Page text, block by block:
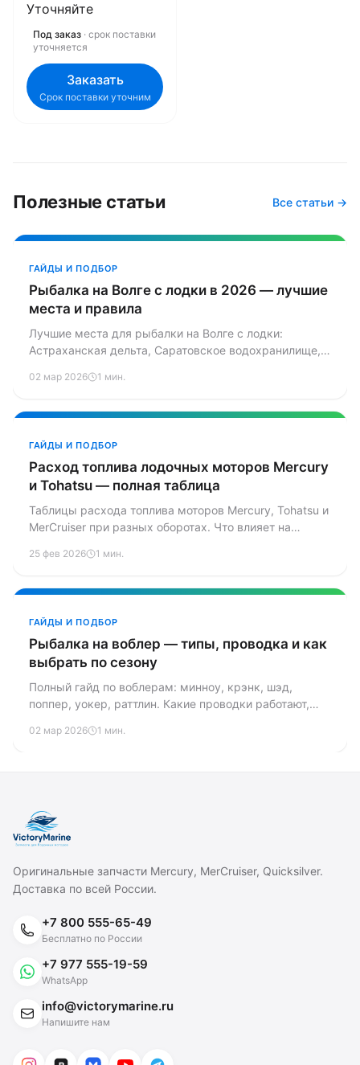
(105 А/ч)
Уточняйте
Под заказ · срок поставки
уточняется
Заказать
Срок поставки уточним
Полезные статьи Все статьи →
ГАЙДЫ И ПОДБОР
Рыбалка на Волге с лодки в 2026 — лучшие
места и правила
Лучшие места для рыбалки на Волге с лодки:
Астраханская дельта, Саратовское водохранилище,
требования к лодкам и советы местных.
02 мар 2026 1 мин.
ГАЙДЫ И ПОДБОР
Расход топлива лодочных моторов Mercury
и Tohatsu — полная таблица
Таблицы расхода топлива моторов Mercury, Tohatsu и
MerCruiser при разных оборотах. Что влияет на
на поездку и снизить потребление горючего.
25 фев 2026 1 мин.
ГАЙДЫ И ПОДБОР
Рыбалка на воблер — типы, проводка и как
выбрать по сезону
Полный гайд по воблерам: минноу, крэнк, шэд,
поппер, уокер, раттлин. Какие проводки работают,
02 мар 2026 1 мин.
Оригинальные запчасти Mercury, MerCruiser, Quicksilver.
Доставка по всей России.
+7 800 555-65-49
Бесплатно по России
+7 977 555-19-59
WhatsApp
info@victorymarine.ru
Напишите нам